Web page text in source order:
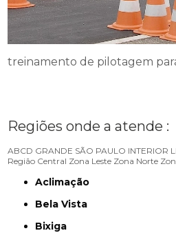
treinamento de pilotagem
Regiões onde a atende :
ABCD GRANDE SÃO PAULO INTERIOR
Região Central Zona Leste Zona Norte
Aclimação
Bela Vista
Bixiga